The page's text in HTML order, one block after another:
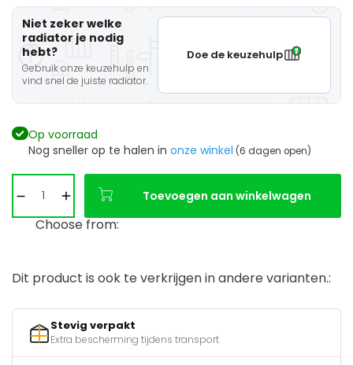
Niet zeker welke
radiator je nodig
hebt?
Gebruik onze keuzehulp en
vind snel de juiste radiator.
Doe de keuzehulp
Op voorraad
Nog sneller op te halen in onze winkel (6 dagen open)
Toevoegen aan winkelwagen
Choose from:
Dit product is ook te verkrijgen in andere varianten.:
Stevig verpakt
Extra bescherming tijdens transport